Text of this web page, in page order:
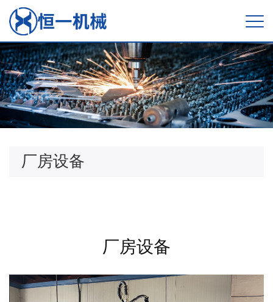
厂房设备
厂房设备